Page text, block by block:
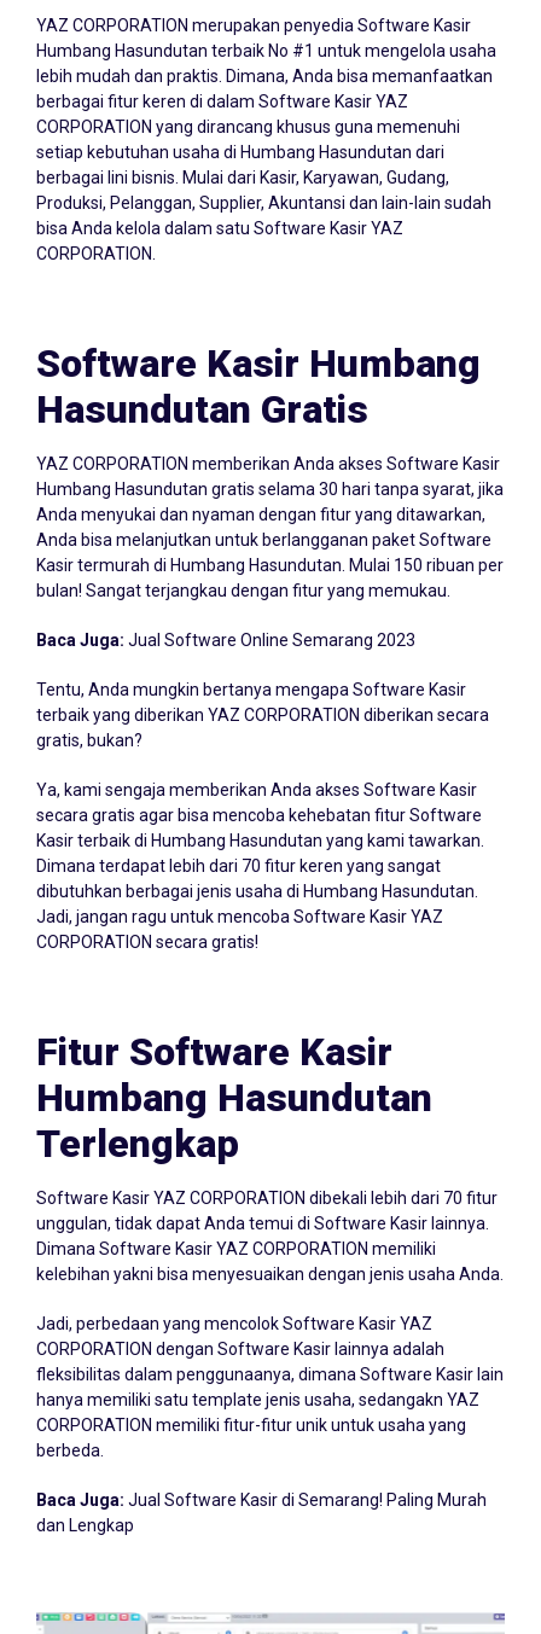
YAZ CORPORATION merupakan penyedia Software Kasir
Humbang Hasundutan terbaik No #1 untuk mengelola usaha
lebih mudah dan praktis. Dimana, Anda bisa memanfaatkan
berbagai fitur keren di dalam Software Kasir YAZ
CORPORATION yang dirancang khusus guna memenuhi
setiap kebutuhan usaha di Humbang Hasundutan dari
berbagai lini bisnis. Mulai dari Kasir, Karyawan, Gudang,
Produksi, Pelanggan, Supplier, Akuntansi dan lain-lain sudah
bisa Anda kelola dalam satu Software Kasir YAZ
CORPORATION.
Software Kasir Humbang
Hasundutan Gratis
YAZ CORPORATION memberikan Anda akses Software Kasir
Humbang Hasundutan gratis selama 30 hari tanpa syarat, jika
Anda menyukai dan nyaman dengan fitur yang ditawarkan,
Anda bisa melanjutkan untuk berlangganan paket Software
Kasir termurah di Humbang Hasundutan. Mulai 150 ribuan per
bulan! Sangat terjangkau dengan fitur yang memukau.
Baca Juga: Jual Software Online Semarang 2023
Tentu, Anda mungkin bertanya mengapa Software Kasir
terbaik yang diberikan YAZ CORPORATION diberikan secara
gratis, bukan?
Ya, kami sengaja memberikan Anda akses Software Kasir
secara gratis agar bisa mencoba kehebatan fitur Software
Kasir terbaik di Humbang Hasundutan yang kami tawarkan.
Dimana terdapat lebih dari 70 fitur keren yang sangat
dibutuhkan berbagai jenis usaha di Humbang Hasundutan.
Jadi, jangan ragu untuk mencoba Software Kasir YAZ
CORPORATION secara gratis!
Fitur Software Kasir
Humbang Hasundutan
Terlengkap
Software Kasir YAZ CORPORATION dibekali lebih dari 70 fitur
unggulan, tidak dapat Anda temui di Software Kasir lainnya.
Dimana Software Kasir YAZ CORPORATION memiliki
kelebihan yakni bisa menyesuaikan dengan jenis usaha Anda.
Jadi, perbedaan yang mencolok Software Kasir YAZ
CORPORATION dengan Software Kasir lainnya adalah
fleksibilitas dalam penggunaanya, dimana Software Kasir lain
hanya memiliki satu template jenis usaha, sedangakn YAZ
CORPORATION memiliki fitur-fitur unik untuk usaha yang
berbeda.
Baca Juga: Jual Software Kasir di Semarang! Paling Murah
dan Lengkap